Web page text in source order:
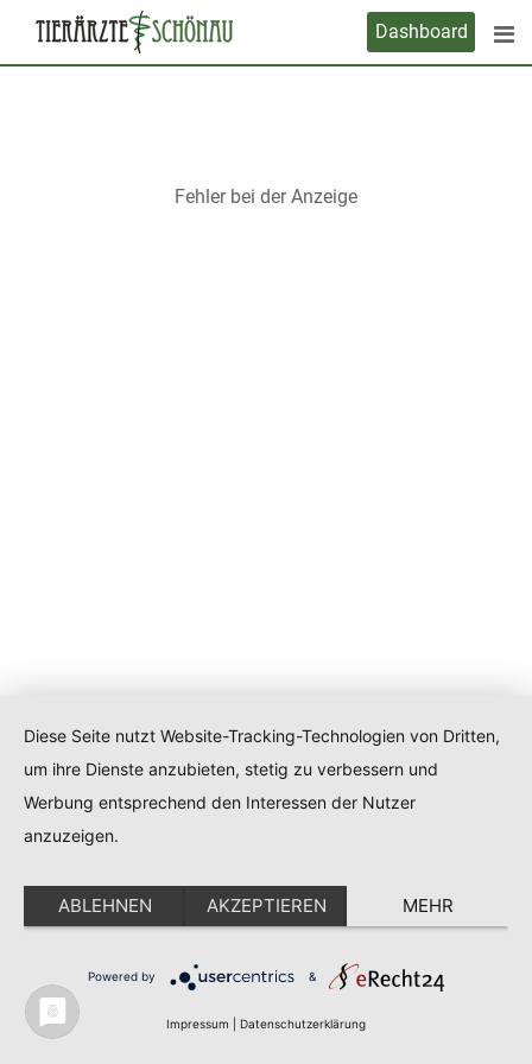
Dashboard
Fehler bei der Anzeige
Diese Seite nutzt Website-Tracking-Technologien von Dritten,
um ihre Dienste anzubieten, stetig zu verbessern und
Werbung entsprechend den Interessen der Nutzer
anzuzeigen.
ABLEHNEN AKZEPTIEREN MEHR
Powered by &
Impressum Datenschutzerklärung